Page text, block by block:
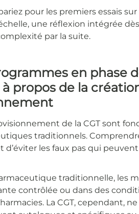
pour les premiers essais
une réflexion intégrée
par la suite.
en phase
propos de la
de la CGT sont
traditionnels.
d’éviter les faux pas qui
traditionnelle, les
contrôlée ou dans des
La CGT, cependant,